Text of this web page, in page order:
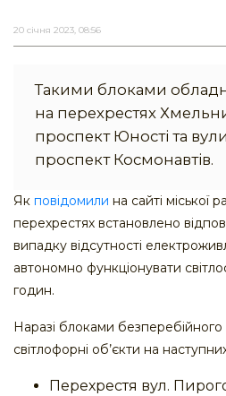
20 січня 2023, 08:56
Такими блоками
на перехрестях
проспект Юності та
проспект Космонавтів.
Як повідомили на сайті міської
перехрестях встановлено
випадку відсутності
автономно функціонувати
годин.
Наразі блоками
світлофорні об’єкти на
Перехрестя вул.